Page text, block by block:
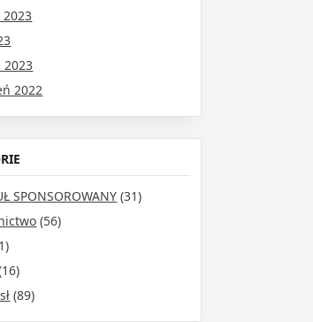
2023
2023
2022
SPONSOROWANY (31)
(56)
(89)